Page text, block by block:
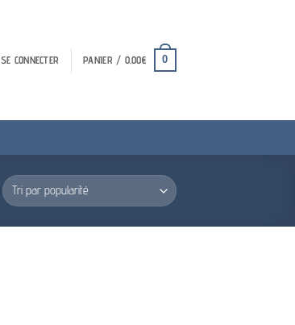
SE CONNECTER PANIER / 0.00€ 0